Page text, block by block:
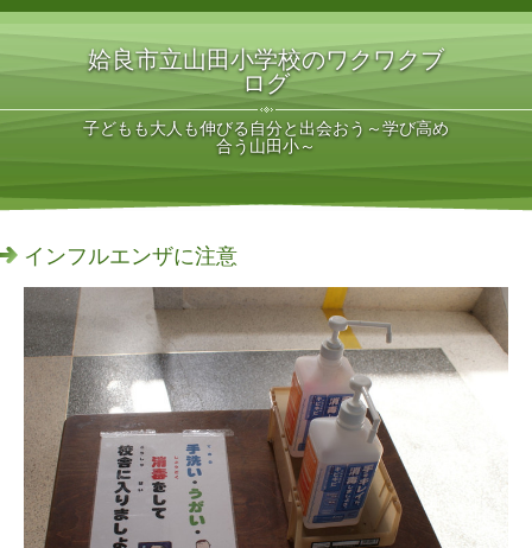
姶良市立山田小学校のワクワクブ
ログ
子どもも大人も伸びる自分と出会おう～学び高め
合う山田小～
インフルエンザに注意